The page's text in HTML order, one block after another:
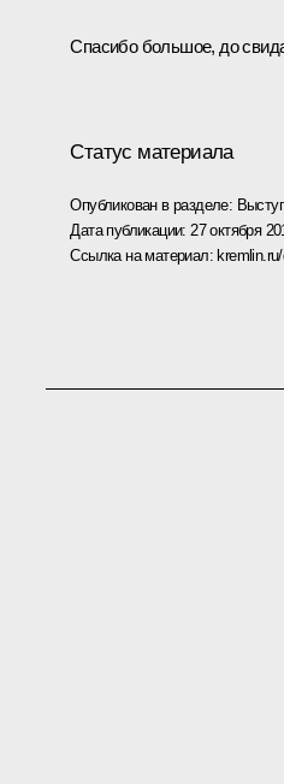
Спасибо большое, до
Статус материала
Опубликован в разделе:
Дата публикации: 27 октября
Ссылка на материал: